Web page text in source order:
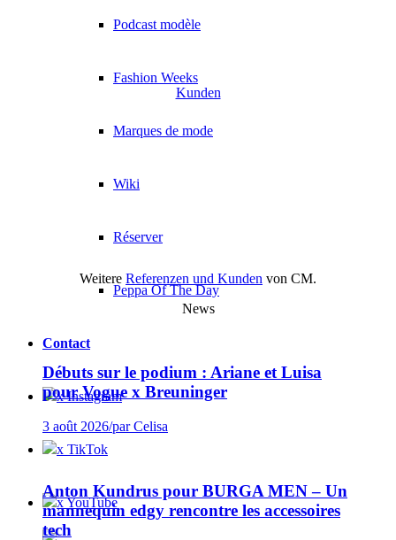
Podcast modèle
Fashion Weeks
Marques de mode
Wiki
Réserver
Peppa Of The Day
Contact
x Instagram
x TikTok
x YouTube
Kunden
Weitere Referenzen und Kunden von CM.
News
Débuts sur le podium : Ariane et Luisa
pour Vogue x Breuninger
3 août 2026/par Celisa
Anton Kundrus pour BURGA MEN – Un
mannequin edgy rencontre les accessoires
tech